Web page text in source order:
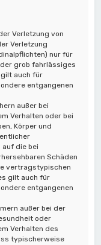
Verletzung von
Verletzung
nur für
grob fahrlässiges
gilt auch für
entgangenen
außer bei
Verhalten oder bei
Körper und
die bei
Schäden
vertragstypischen
gilt auch für
entgangenen
außer bei der
oder
Verhalten des
typischerweise